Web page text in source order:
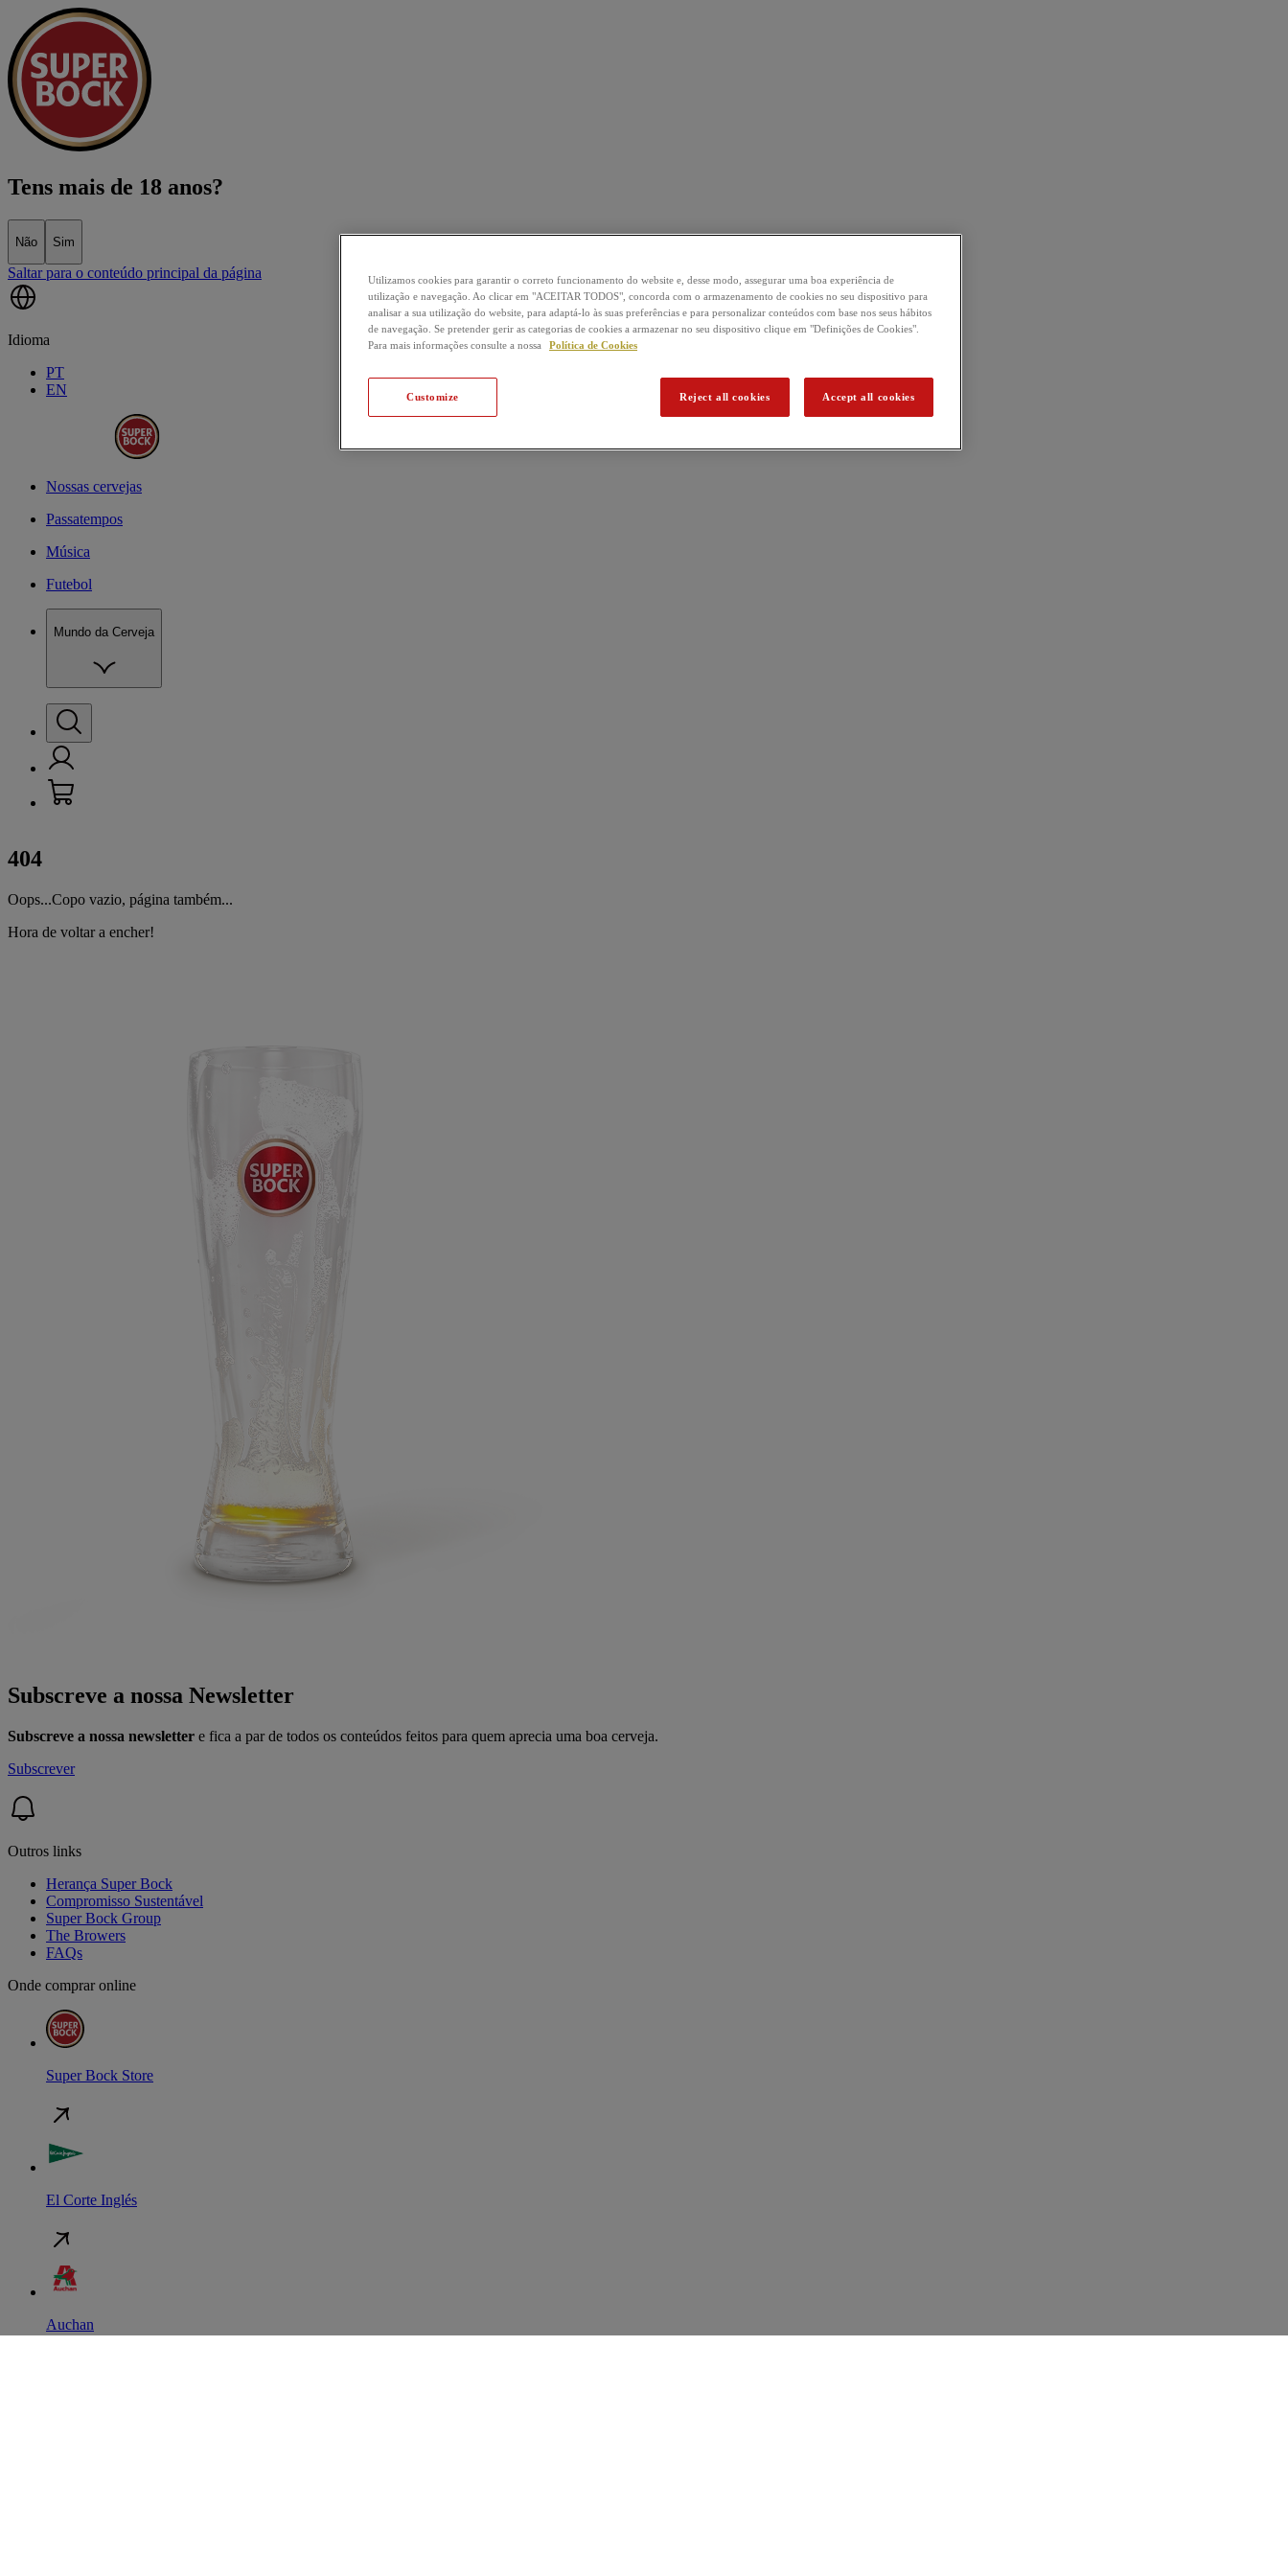
Tens mais de 18 anos?
Não Sim
Saltar para o conteúdo principal da página
Idioma
PT
EN
Nossas cervejas
Passatempos
Música
Futebol
Mundo da Cerveja
404
Oops...Copo vazio, página também...
Hora de voltar a encher!
Subscreve a nossa Newsletter
Subscreve a nossa newsletter e fica a par de todos os conteúdos feitos para quem aprecia uma boa cerveja.
Subscrever
Outros links
Herança Super Bock
Compromisso Sustentável
Super Bock Group
The Browers
FAQs
Onde comprar online
Super Bock Store
El Corte Inglés
Auchan
Utilizamos cookies para garantir o correto funcionamento do website e, desse modo, assegurar uma boa experiência de
utilização e navegação. Ao clicar em "ACEITAR TODOS", concorda com o armazenamento de cookies no seu dispositivo para
analisar a sua utilização do website, para adaptá-lo às suas preferências e para personalizar conteúdos com base nos seus hábitos
de navegação. Se pretender gerir as categorias de cookies a armazenar no seu dispositivo clique em "Definições de Cookies".
Para mais informações consulte a nossa
Política de Cookies
Reject all cookies Accept all cookies
Customize